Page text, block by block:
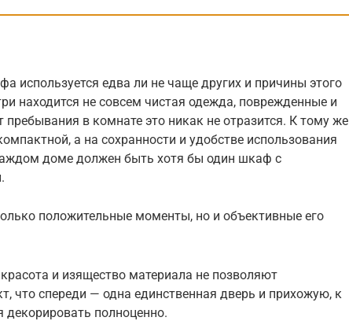
используется едва ли не чаще других и причины этого
находится не совсем чистая одежда, поврежденные и
в комнате это никак не отразится. К тому же
а на сохранности и удобстве использования
доме должен быть хотя бы один шкаф с
положительные моменты, но и объективные его
и изящество материала не позволяют
что спереди — одна единственная дверь и прихожую, к
декорировать полноценно.